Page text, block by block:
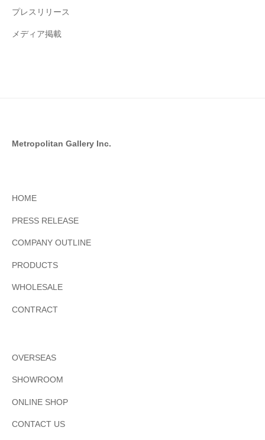
プレスリリース
メディア掲載
Metropolitan Gallery Inc.
HOME
PRESS RELEASE
COMPANY OUTLINE
PRODUCTS
WHOLESALE
CONTRACT
OVERSEAS
SHOWROOM
ONLINE SHOP
CONTACT US